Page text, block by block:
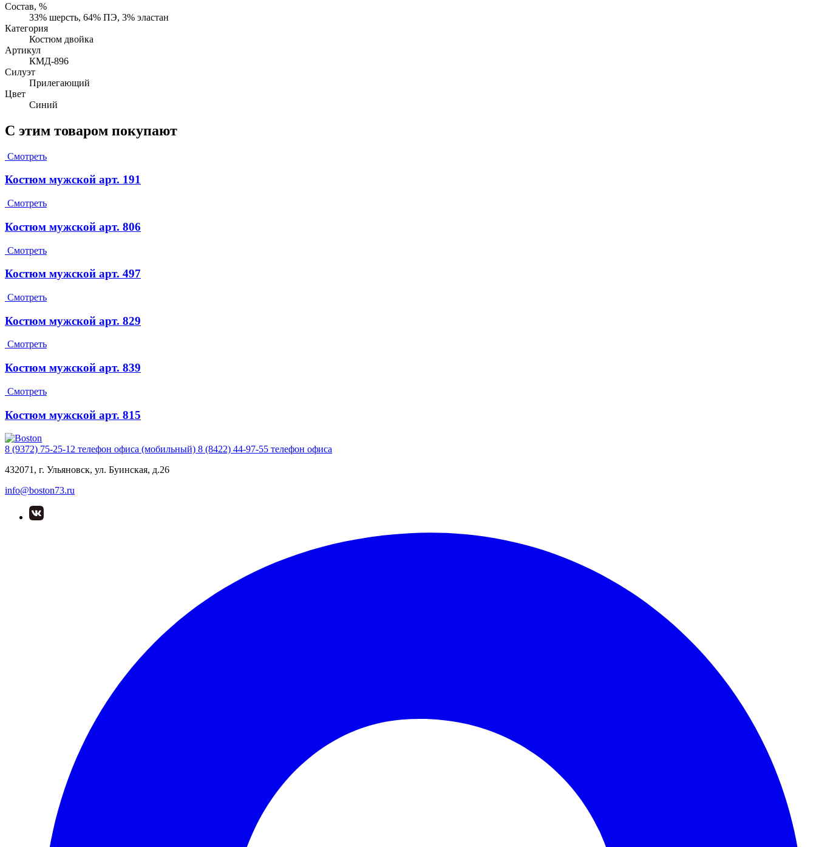
Состав, %
33% шерсть, 64% ПЭ, 3% эластан
Категория
Костюм двойка
Артикул
КМД-896
Силуэт
Прилегающий
Цвет
Синий
С этим товаром покупают
Смотреть
Костюм мужской арт. 191
Смотреть
Костюм мужской арт. 806
Смотреть
Костюм мужской арт. 497
Смотреть
Костюм мужской арт. 829
Смотреть
Костюм мужской арт. 839
Смотреть
Костюм мужской арт. 815
8 (9372) 75-25-12 телефон офиса (мобильный) 8 (8422) 44-97-55 телефон офиса
432071, г. Ульяновск, ул. Буинская, д.26
info@boston73.ru